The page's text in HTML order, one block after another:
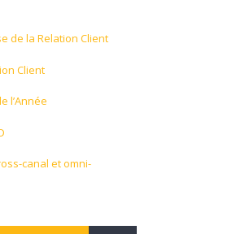
de la Relation Client
Client
l’Année
canal et omni-